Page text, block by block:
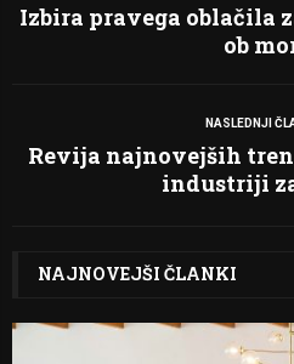
Izbira pravega oblačila
ob
NASLEDNJI
Revija najnovejših
industriji
NAJNOVEJŠI ČLANKI